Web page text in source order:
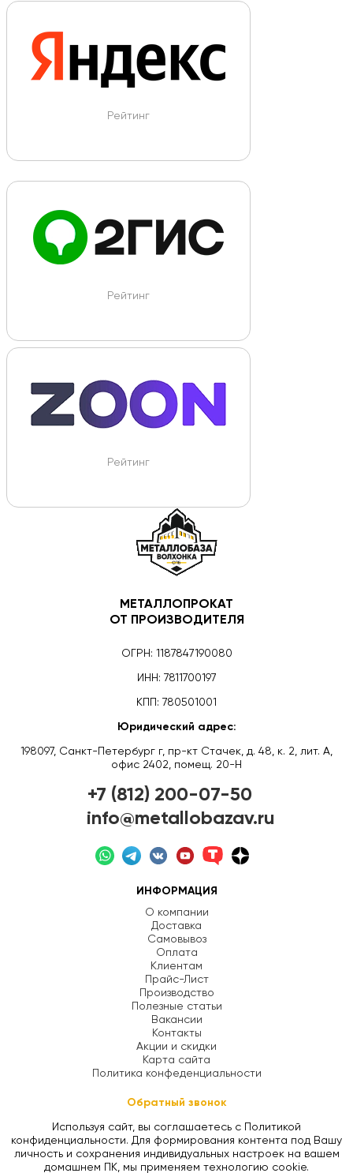
Рейтинг
Рейтинг
Рейтинг
МЕТАЛЛОПРОКАТ
ОТ ПРОИЗВОДИТЕЛЯ
ОГРН: 1187847190080
ИНН: 7811700197
КПП: 780501001
Юридический адрес:
198097, Санкт-Петербург г, пр-кт Стачек, д. 48, к. 2, лит. А,
офис 2402, помещ. 20-Н
+7 (812) 200-07-50
info@metallobazav.ru
ИНФОРМАЦИЯ
О компании
Доставка
Самовывоз
Оплата
Клиентам
Прайс-Лист
Производство
Полезные статьи
Вакансии
Контакты
Акции и скидки
Карта сайта
Политика конфеденциальности
Обратный звонок
Используя сайт, вы соглашаетесь с Политикой
конфиденциальности. Для формирования контента под Вашу
личность и сохранения индивидуальных настроек на вашем
домашнем ПК, мы применяем технологию cookie.